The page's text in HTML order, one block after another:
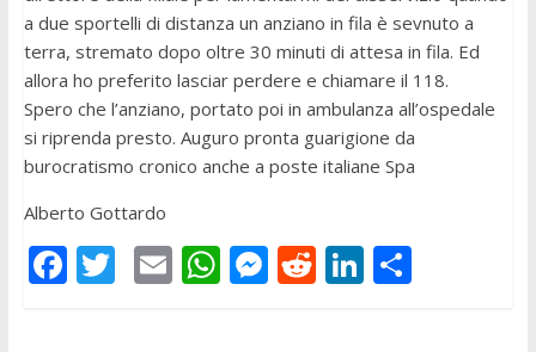
a due sportelli di distanza un anziano in fila è sevnuto a
terra, stremato dopo oltre 30 minuti di attesa in fila. Ed
allora ho preferito lasciar perdere e chiamare il 118.
Spero che l’anziano, portato poi in ambulanza all’ospedale
si riprenda presto. Auguro pronta guarigione da
burocratismo cronico anche a poste italiane Spa
Alberto Gottardo
F T E W M R Li C